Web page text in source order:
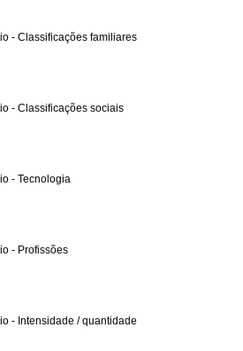
- Classificações familiares
- Classificações sociais
- Tecnologia
- Profissões
- Intensidade / quantidade